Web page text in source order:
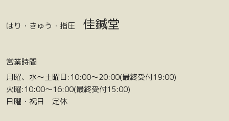
はり・きゅう・指圧 佳鍼堂
営業時間
月曜、水〜土曜日:10:00〜20:00(最終受付19:00)
火曜:10:00〜16:00(最終受付15:00)
日曜・祝日 定休